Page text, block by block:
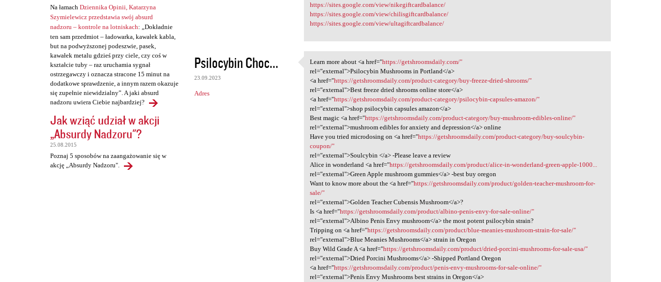
Na łamach Dziennika Opinii, Katarzyna
Szymielewicz przedstawia swój absurd
nadzoru – kontrole na lotniskach: „Dokładnie
ten sam przedmiot – ładowarka, kawałek kabla,
but na podwyższonej podeszwie, pasek,
kawałek metalu gdzieś przy ciele, czy coś w
kształcie tuby – raz uruchamia sygnał
ostrzegawczy i oznacza stracone 15 minut na
dodatkowe sprawdzenie, a innym razem okazuje
się zupełnie niewidzialny”. A jaki absurd
nadzoru uwiera Ciebie najbardziej?
Jak wziąć udział w akcji
„Absurdy Nadzoru"?
25.08.2015
Poznaj 5 sposobów na zaangażowanie się w
akcję „Absurdy Nadzoru".
https://sites.google.com/view/nikegiftcardbalance/
https://sites.google.com/view/chilisgiftcardbalance/
https://sites.google.com/view/ultagiftcardbalance/
Psilocybin Choc...
23.09.2023
Adres
Learn more about <a href=
Learn more about <a href="https://getshroomsdaily.com/"
rel="external">Psilocybin Mushrooms in Portland</a>
<a href="https://getshroomsdaily.com/product-category/buy-freeze-dried-shrooms/"
rel="external">Best freeze dried shrooms online store</a>
<a href="https://getshroomsdaily.com/product-category/psilocybin-capsules-amazon/"
rel="external">shop psilocybin capsules amazon</a>
Best magic <a href="https://getshroomsdaily.com/product-category/buy-mushroom-edibles-online/"
rel="external">mushroom edibles for anxiety and depression</a> online
Have you tried microdosing on <a href="https://getshroomsdaily.com/product-category/buy-soulcybin-
coupon/"
rel="external">Soulcybin </a> -Please leave a review
Alice in wonderland <a href="https://getshroomsdaily.com/product/alice-in-wonderland-green-apple-1000...
rel="external">Green Apple mushroom gummies</a> -best buy oregon
Want to know more about the <a href="https://getshroomsdaily.com/product/golden-teacher-mushroom-for-
sale/"
rel="external">Golden Teacher Cubensis Mushroom</a>?
Is <a href="https://getshroomsdaily.com/product/albino-penis-envy-for-sale-online/"
rel="external">Albino Penis Envy mushroom</a> the most potent psilocybin strain?
Tripping on <a href="https://getshroomsdaily.com/product/blue-meanies-mushroom-strain-for-sale/"
rel="external">Blue Meanies Mushrooms</a> strain in Oregon
Buy Wild Grade A <a href="https://getshroomsdaily.com/product/dried-porcini-mushrooms-for-sale-usa/"
rel="external">Dried Porcini Mushrooms</a> -Shipped Portland Oregon
<a href="https://getshroomsdaily.com/product/penis-envy-mushrooms-for-sale-online/"
rel="external">Penis Envy Mushrooms best strains in Oregon</a>